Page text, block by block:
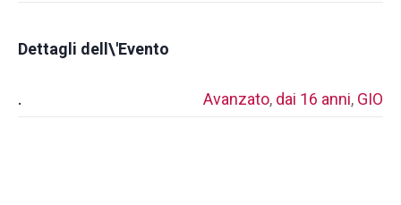
Dettagli dell\'Evento
. Avanzato, dai 16 anni, GIO